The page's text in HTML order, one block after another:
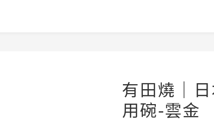
有田燒｜
用碗-雲金